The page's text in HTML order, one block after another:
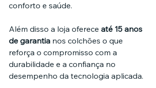
conforto e saúde.
Além disso a loja oferece até 15 anos
de garantia nos colchões o que
reforça o compromisso com a
durabilidade e a confiança no
desempenho da tecnologia aplicada.